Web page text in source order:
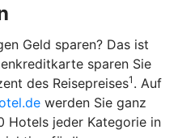
Geld sparen? Das ist
sparen Sie
des Reisepreises1 . Auf
werden Sie ganz
Hotels jeder Kategorie in